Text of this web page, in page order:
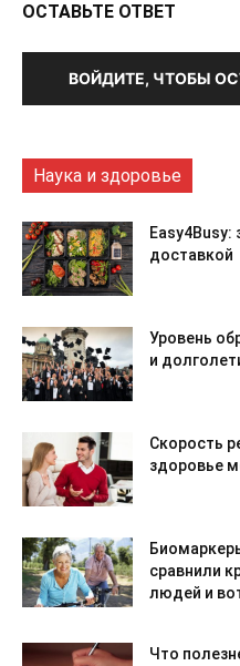
ОСТАВЬТЕ ОТВЕТ
ВОЙДИТЕ, ЧТОБЫ
Наука и здоровье
Easy4Busy:
доставкой
Уровень
и
Скорость
здоровье
сравнили
людей и
Что